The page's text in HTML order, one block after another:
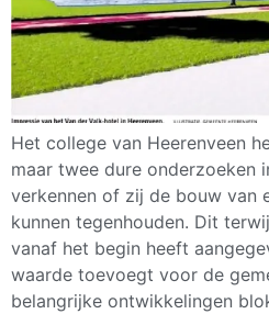
Het college van Heerenveen
maar twee dure onderzoeken
verkennen of zij de bouw van
kunnen tegenhouden. Dit
vanaf het begin heeft
waarde toevoegt voor de
belangrijke ontwikkelingen